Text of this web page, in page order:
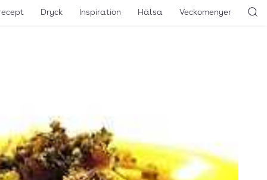
Dryck Inspiration Hälsa Veckomenyer